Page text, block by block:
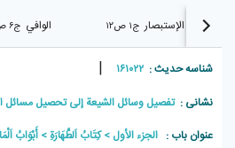
الإستبصار ج۱ ص۱۲ الوافي ج۶ ص۲۰
شناسه حدیث : ۱۶۱۰۲۲ |
نشانی :تفصیل وسائل الشیعة إلی تحصیل مسائل
عنوان باب : الجزء الأول كِتَابُ اَلطَّهَارَةِ أَبْوَابُ